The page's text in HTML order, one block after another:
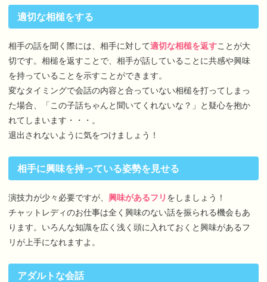
適切な相槌をする
相手の話を聞く際には、相手に対して適切な相槌を返すことが大
切です。相槌を返すことで、相手が話していることに共感や興味
を持っていることを示すことができます。
変なタイミングで会話の内容と合っていない相槌を打ってしまっ
た場合、「この子話ちゃんと聞いてくれないな？」と疑心を抱か
れてしまいます・・・。
退出されないように気をつけましょう！
相手に興味を持っている姿勢を見せる
演技力が少々必要ですが、興味があるフリ をしましょう！
チャットレディのお仕事は全く興味のない話を振られる機会もあ
ります。いろんな知識を広く浅く頭に入れておくと興味があるフ
リが上手になれますよ。
アダルトな会話